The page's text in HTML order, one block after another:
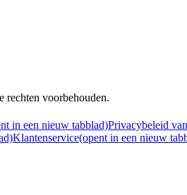
rechten voorbehouden.
in een nieuw tabblad)Privacybeleid
Klantenservice(opent in een nieuw